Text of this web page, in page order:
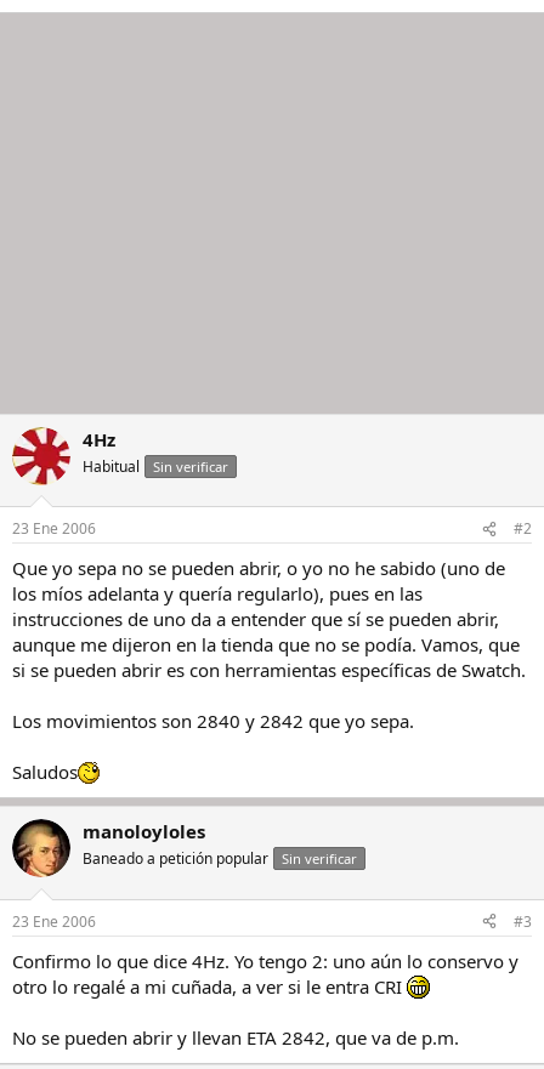
4Hz
Habitual Sin verificar
23 Ene 2006 #2
Que yo sepa no se pueden abrir, o yo no he sabido (uno de
los míos adelanta y quería regularlo), pues en las
instrucciones de uno da a entender que sí se pueden abrir,
aunque me dijeron en la tienda que no se podía. Vamos, que
si se pueden abrir es con herramientas específicas de Swatch.
Los movimientos son 2840 y 2842 que yo sepa.
Saludos
manoloyloles
Baneado a petición popular Sin verificar
23 Ene 2006 #3
Confirmo lo que dice 4Hz. Yo tengo 2: uno aún lo conservo y
otro lo regalé a mi cuñada, a ver si le entra CRI
No se pueden abrir y llevan ETA 2842, que va de p.m.